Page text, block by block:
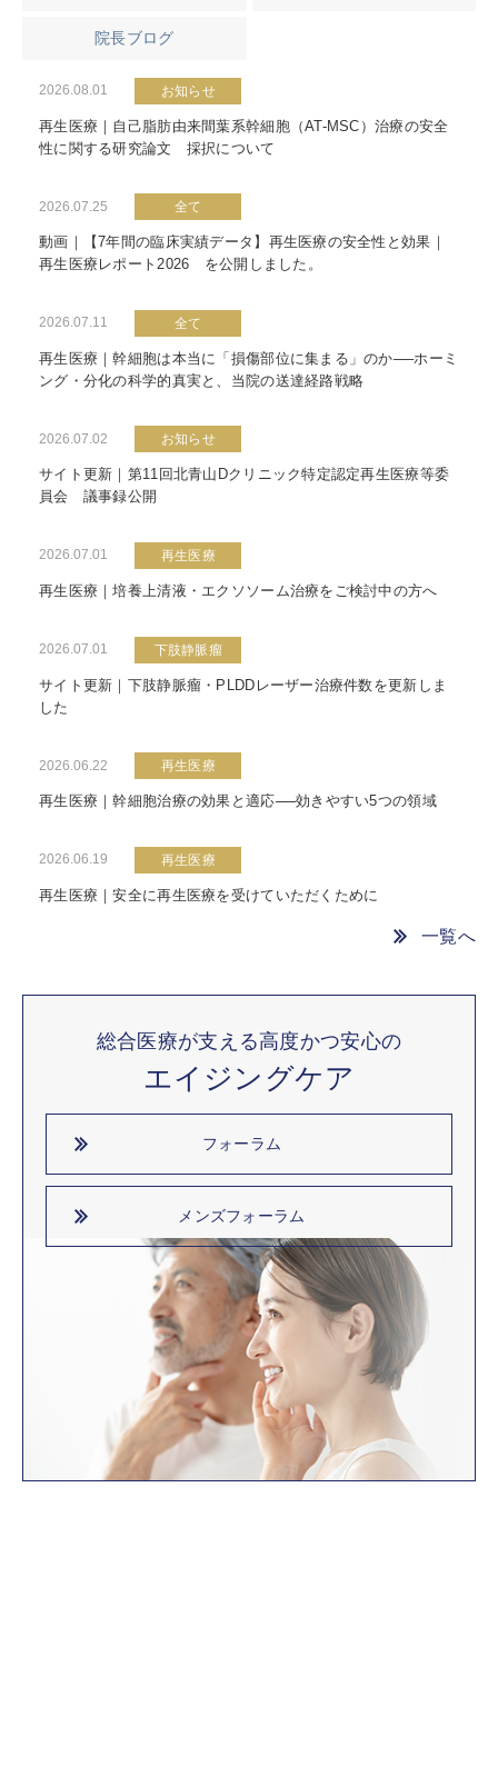
院長ブログ
2026.08.01 お知らせ
再生医療｜自己脂肪由来間葉系幹細胞（AT-MSC）治療の安全
性に関する研究論文 採択について
2026.07.25 全て
動画｜【7年間の臨床実績データ】再生医療の安全性と効果｜
再生医療レポート2026 を公開しました。
2026.07.11 全て
再生医療｜幹細胞は本当に「損傷部位に集まる」のか──ホーミ
ング・分化の科学的真実と、当院の送達経路戦略
2026.07.02 お知らせ
サイト更新｜第11回北青山Dクリニック特定認定再生医療等委
員会 議事録公開
2026.07.01 再生医療
再生医療｜培養上清液・エクソソーム治療をご検討中の方へ
2026.07.01 下肢静脈瘤
サイト更新｜下肢静脈瘤・PLDDレーザー治療件数を更新しま
した
2026.06.22 再生医療
再生医療｜幹細胞治療の効果と適応──効きやすい5つの領域
2026.06.19 再生医療
再生医療｜安全に再生医療を受けていただくために
一覧へ
総合医療が支える高度かつ安心の
エイジングケア
フォーラム
メンズフォーラム